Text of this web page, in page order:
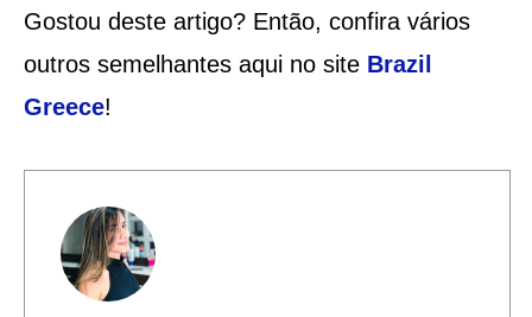
Gostou deste artigo? Então, confira vários
outros semelhantes aqui no site Brazil
Greece!